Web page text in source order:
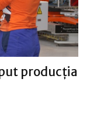
producţia